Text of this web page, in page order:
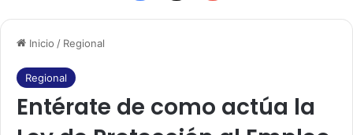
Inicio / Regional
Regional
Entérate de como actúa la
a
b
o
u